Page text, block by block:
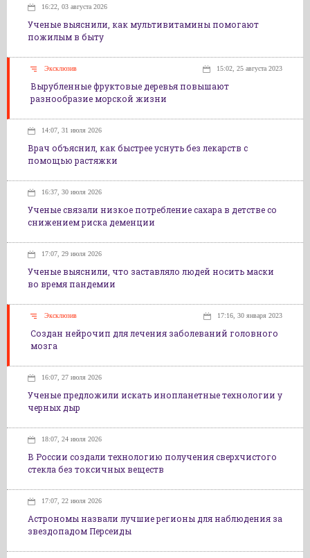
16:22, 03 августа 2026
Ученые выяснили, как мультивитамины помогают
пожилым в быту
Эксклюзив 15:02, 25 августа 2023
Вырубленные фруктовые деревья повышают
разнообразие морской жизни
14:07, 31 июля 2026
Врач объяснил, как быстрее уснуть без лекарств с
помощью растяжки
16:37, 30 июля 2026
Ученые связали низкое потребление сахара в детстве со
снижением риска деменции
17:07, 29 июля 2026
Ученые выяснили, что заставляло людей носить маски
во время пандемии
Эксклюзив 17:16, 30 января 2023
Создан нейрочип для лечения заболеваний головного
мозга
16:07, 27 июля 2026
Ученые предложили искать инопланетные технологии у
черных дыр
18:07, 24 июля 2026
В России создали технологию получения сверхчистого
стекла без токсичных веществ
17:07, 22 июля 2026
Астрономы назвали лучшие регионы для наблюдения за
звездопадом Персеиды